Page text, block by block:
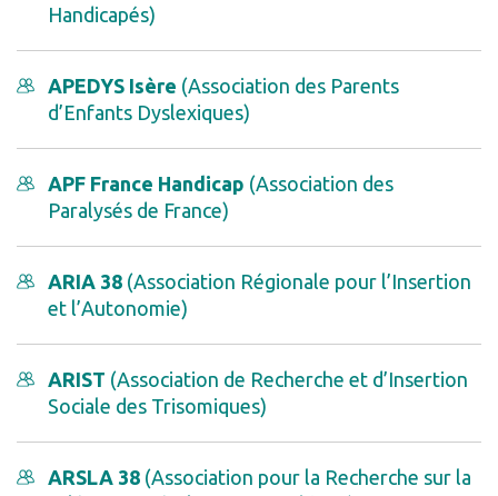
Handicapés)
APEDYS Isère (Association des Parents
d’Enfants Dyslexiques)
APF France Handicap (Association des
Paralysés de France)
ARIA 38 (Association Régionale pour l’Insertion
et l’Autonomie)
ARIST (Association de Recherche et d’Insertion
Sociale des Trisomiques)
ARSLA 38 (Association pour la Recherche sur la